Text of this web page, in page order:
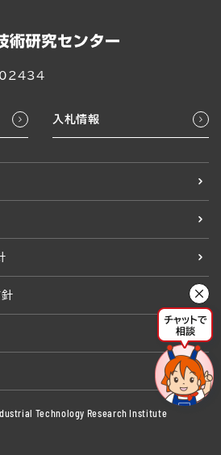
入札情報
針
Technology Research Institute